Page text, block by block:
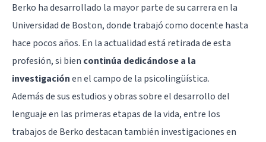
Berko ha desarrollado la mayor parte de su carrera en la
Universidad de Boston, donde trabajó como docente hasta
hace pocos años. En la actualidad está retirada de esta
profesión, si bien continúa dedicándose a la
investigaciónen el campo de la psicolingüística.
Además de sus estudios y obras sobre el desarrollo del
lenguaje en las primeras etapas de la vida, entre los
trabajos de Berko destacan también investigaciones en